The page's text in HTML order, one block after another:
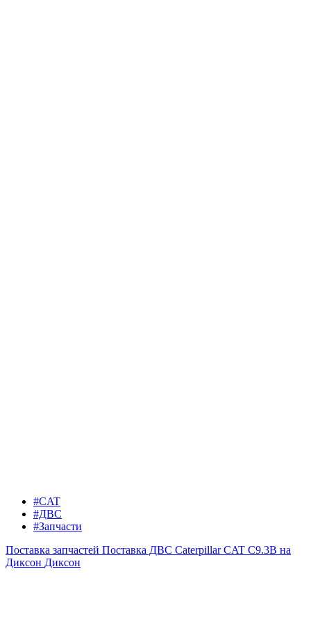
#CAT
#ДВС
#Запчасти
Поставка запчастей Поставка ДВС Caterpillar CAT C9.3B на
Диксон Диксон